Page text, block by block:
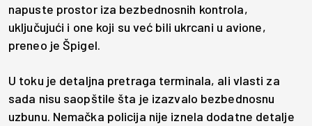
napuste prostor iza bezbednosnih kontrola,
uključujući i one koji su već bili ukrcani u avione,
preneo je Špigel.
U toku je detaljna pretraga terminala, ali vlasti za
sada nisu saopštile šta je izazvalo bezbednosnu
uzbunu. Nemačka policija nije iznela dodatne detalje